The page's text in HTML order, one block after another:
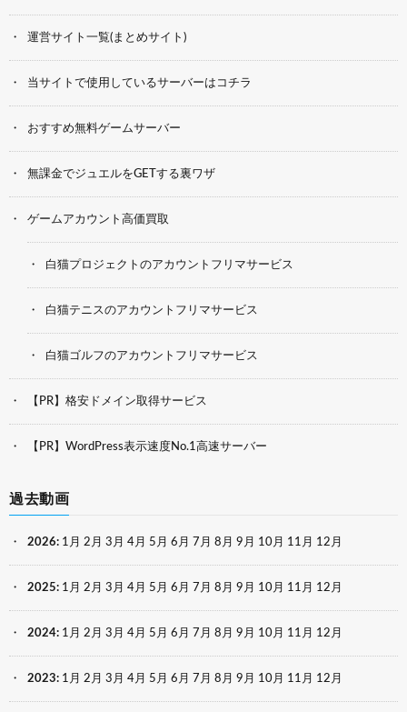
運営サイト一覧(まとめサイト)
当サイトで使用しているサーバーはコチラ
おすすめ無料ゲームサーバー
無課金でジュエルをGETする裏ワザ
ゲームアカウント高価買取
白猫プロジェクトのアカウントフリマサービス
白猫テニスのアカウントフリマサービス
白猫ゴルフのアカウントフリマサービス
【PR】格安ドメイン取得サービス
【PR】WordPress表示速度No.1高速サーバー
過去動画
2026: 1月 2月 3月 4月 5月 6月 7月 8月 9月 10月 11月 12月
2025: 1月 2月 3月 4月 5月 6月 7月 8月 9月 10月 11月 12月
2024: 1月 2月 3月 4月 5月 6月 7月 8月 9月 10月 11月 12月
2023: 1月 2月 3月 4月 5月 6月 7月 8月 9月 10月 11月 12月